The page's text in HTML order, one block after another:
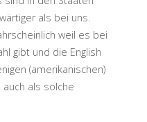
als bei uns.
weil es bei
gibt und die English
(amerikanischen)
als solche